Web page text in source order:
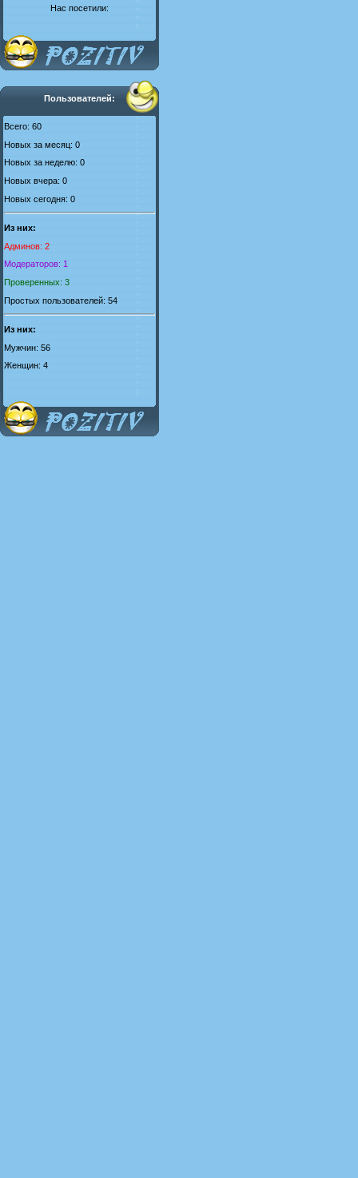
Нас посетили:
Пользователей:
Всего: 60
Новых за месяц: 0
Новых за неделю: 0
Новых вчера: 0
Новых сегодня: 0
Из них:
Админов: 2
Модераторов: 1
Проверенных: 3
Простых пользователей: 54
Из них:
Мужчин: 56
Женщин: 4